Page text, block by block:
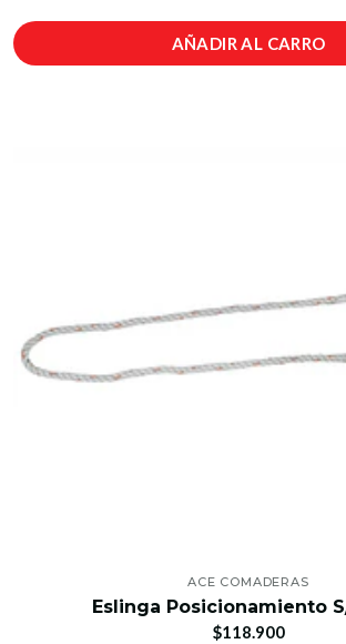
AÑADIR AL CARRO
ACE COMADERAS
Eslinga Posicionamiento
$118.900